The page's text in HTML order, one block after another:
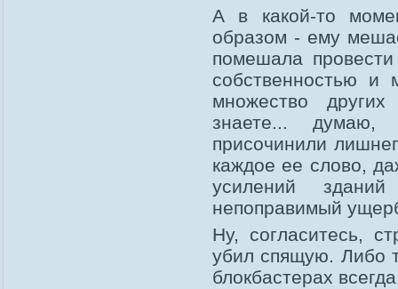
А в какой-то
образом - ему
помешала
собственностью и
множество
знаете... думаю,
присочинили
каждое ее слово,
усилений
непоправимый
Ну, согласитесь,
убил спящую. Либо
блокбастерах